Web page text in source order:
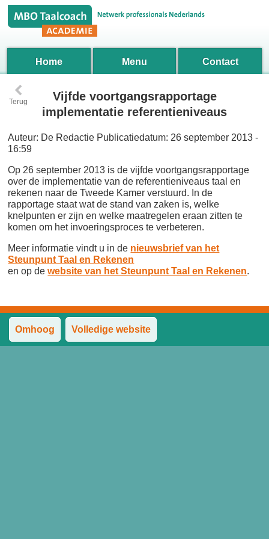
Home Menu Contact
‹
Terug
Vijfde voortgangsrapportage
implementatie referentieniveaus
Auteur: De Redactie Publicatiedatum: 26 september 2013 -
16:59
Op 26 september 2013 is de vijfde voortgangsrapportage
over de implementatie van de referentieniveaus taal en
rekenen naar de Tweede Kamer verstuurd. In de
rapportage staat wat de stand van zaken is, welke
knelpunten er zijn en welke maatregelen eraan zitten te
komen om het invoeringsproces te verbeteren.
Meer informatie vindt u in de nieuwsbrief van het
Steunpunt Taal en Rekenen
en op dewebsite van het Steunpunt Taal en Rekenen.
Omhoog Volledige website